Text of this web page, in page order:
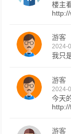
楼主
游客
2024-
我只
游客
2024-
今天
游客